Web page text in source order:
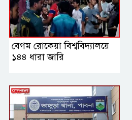
বেগম রোকেয়া বিশ্ববিদ্যালয়ে
১৪৪ ধারা জারি